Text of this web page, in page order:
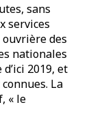
sans
services
des
nationales
2019, et
La
« le